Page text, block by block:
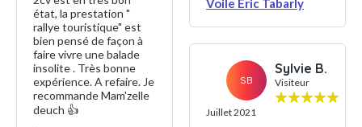
état, la prestation "
rallye touristique" est
bien pensé de façon à
faire vivre une balade
insolite . Très bonne
expérience. A refaire. Je
recommande Mam'zelle
deuch 👍
Voile Éric Tabarly
SB
Sylvie B.
Visiteur
Juillet 2021